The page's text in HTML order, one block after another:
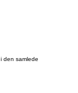
den samlede